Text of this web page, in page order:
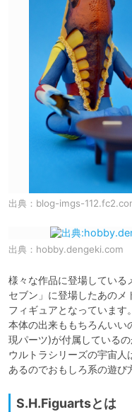
出典： blog-imgs-
出典： hobby.dengeki.com
様々な作品に登場している
セブン」に登場したあのメ
フィギュアとなっています。
本体の出来ももちろんいい
現パーツ)が付属しているの
ウルトラシリーズの宇宙人
あるのでおもしろ系の遊
S.H.Figuartsとは